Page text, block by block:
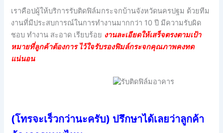
เราคือปผู้ให้บริการรับติดฟิล์มกระจกบ้านจังหวัดนครปฐม ด้วยทีม
งานที่มีประสบการณ์ในการทำงานมากกว่า 10 ปี มีความรับผิด
ชอบ ทำงาน สะอาด เรียบร้อย งานละเอียดให้เสร็จตรงตามเป้า
หมายที่ลูกค้าต้องการ ไว้ใจรับรองฟิมล์กระจกคุณภาพคงทด
แน่นอน
(โทรจะเร็วกว่านะครับ) ปรึกษาได้เลยว่าลูกค้า